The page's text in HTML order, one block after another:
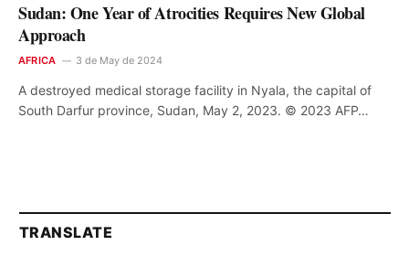
Sudan: One Year of Atrocities Requires New Global
Approach
AFRICA 3 de May de 2024
A destroyed medical storage facility in Nyala, the capital of
South Darfur province, Sudan, May 2, 2023. © 2023 AFP…
TRANSLATE